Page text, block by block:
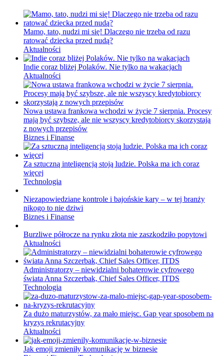
Mamo, tato, nudzi mi się! Dlaczego nie trzeba od razu
ratować dziecka przed nudą?
Aktualności
Indie coraz bliżej Polaków. Nie tylko na wakacjach
Aktualności
Nowa ustawa frankowa wchodzi w życie 7 sierpnia. Procesy
mają być szybsze, ale nie wszyscy kredytobiorcy skorzystają
z nowych przepisów
Biznes i Finanse
Za sztuczną inteligencją stoją ludzie. Polska ma ich coraz
więcej
Technologia
Niezapowiedziane kontrole i bajońskie kary – w tej branży
nikogo to nie dziwi
Biznes i Finanse
Burzliwe półrocze na rynku złota nie zaszkodziło popytowi
Aktualności
Administratorzy – niewidzialni bohaterowie cyfrowego
świata Anna Szczerbak, Chief Sales Officer, ITDS
Technologia
Za dużo maturzystów, za mało miejsc. Gap year sposobem na
kryzys rekrutacyjny
Aktualności
Jak emoji zmieniły komunikację w biznesie